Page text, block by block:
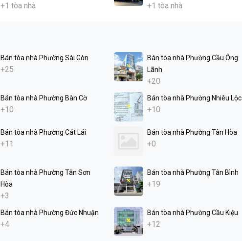
+1 tòa nhà +1 tòa nhà
Bán tòa nhà Phường Sài Gòn
+25
Bán tòa nhà Phường Cầu Ông
Lãnh
+20
Bán tòa nhà Phường Bàn Cờ
+10
Bán tòa nhà Phường Nhiêu Lộc
+10
Bán tòa nhà Phường Cát Lái
+11
Bán tòa nhà Phường Tân Hòa
+0
Bán tòa nhà Phường Tân Sơn
Hòa
+3
Bán tòa nhà Phường Tân Bình
+19
Bán tòa nhà Phường Đức Nhuận
+4
Bán tòa nhà Phường Cầu Kiệu
+12